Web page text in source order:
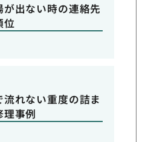
出ない時の連絡先
位
れない重度の詰ま
理事例